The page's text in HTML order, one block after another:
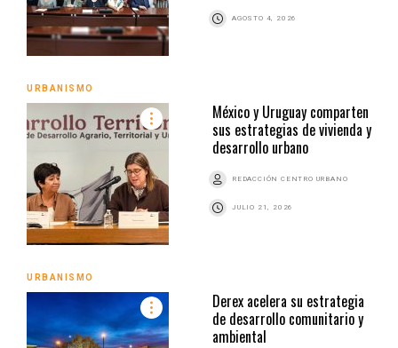
AGOSTO 4, 2026
URBANISMO
México y Uruguay comparten
sus estrategias de vivienda y
desarrollo urbano
REDACCIÓN CENTRO URBANO
JULIO 21, 2026
URBANISMO
Derex acelera su estrategia
de desarrollo comunitario y
ambiental